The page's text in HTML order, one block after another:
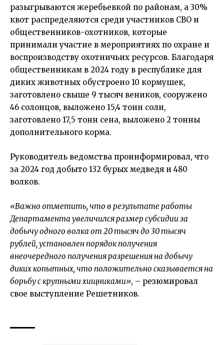
разыгрываются жеребьевкой по районам, а 30%
квот распределяются среди участников СВО и
общественников-охотников, которые
принимали участие в мероприятиях по охране и
воспроизводству охотничьих ресурсов. Благодаря
общественникам в 2024 году в республике для
диких животных обустроено 10 кормушек,
заготовлено свыше 9 тысяч веников, сооружено
46 солонцов, выложено 15,4 тонн соли,
заготовлено 17,5 тонн сена, выложено 2 тонны
дополнительного корма.
Руководитель ведомства проинформировал, что
за 2024 год добыто 132 бурых медведя и 480
волков.
«Важно отметить, что в результате работы
Департамента увеличился размер субсидии за
добычу одного волка от 20 тысяч до 30 тысяч
рублей, установлен порядок получения
внеочередного получения разрешения на добычу
диких копытных, что положительно сказывается на
борьбу с крупными хищниками», – резюмировал
свое выступление Решетников.